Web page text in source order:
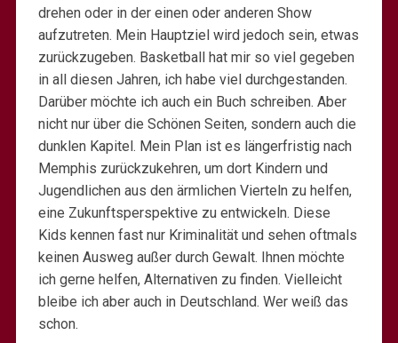
drehen oder in der einen oder anderen Show
aufzutreten. Mein Hauptziel wird jedoch sein, etwas
zurückzugeben. Basketball hat mir so viel gegeben
in all diesen Jahren, ich habe viel durchgestanden.
Darüber möchte ich auch ein Buch schreiben. Aber
nicht nur über die Schönen Seiten, sondern auch die
dunklen Kapitel. Mein Plan ist es längerfristig nach
Memphis zurückzukehren, um dort Kindern und
Jugendlichen aus den ärmlichen Vierteln zu helfen,
eine Zukunftsperspektive zu entwickeln. Diese
Kids kennen fast nur Kriminalität und sehen oftmals
keinen Ausweg außer durch Gewalt. Ihnen möchte
ich gerne helfen, Alternativen zu finden. Vielleicht
bleibe ich aber auch in Deutschland. Wer weiß das
schon.